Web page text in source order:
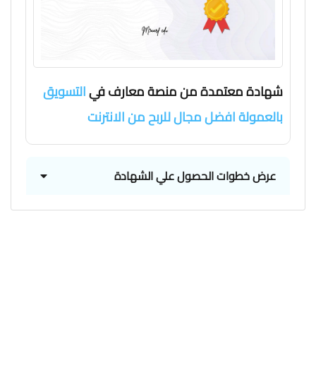
شهادة معتمدة من منصة معارف فيالتسويق
بالعمولة افضل مجال للربح من الانترنت
عرض خطوات الحصول علي الشهادة